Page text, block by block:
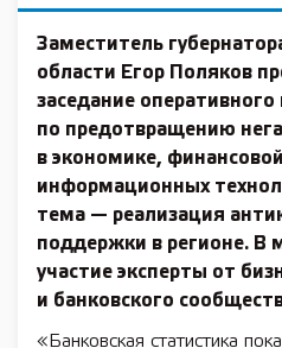
Заместитель
области Егор Поляков
заседание
по предотвращению
в экономике,
информационных
тема — реализация
поддержки в регионе. В
участие эксперты от
и банковского
«Банковская статистика